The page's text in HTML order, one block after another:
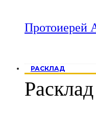
Протоиерей
РАСКЛАД
Расклад